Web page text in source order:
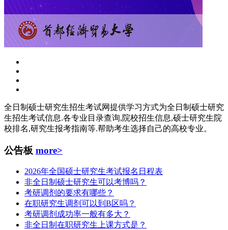
全日制硕士研究生招生考试网提供学习方式为全日制硕士研究
生招生考试信息.各专业目录查询,院校招生信息,硕士研究生院
校排名,研究生报考指南等.帮助考生选择自己的高校专业。
公告板 more>
2026年全国硕士研究生考试报名日程表
非全日制硕士研究生可以考博吗？
考研调剂的要求有哪些？
在职研究生调剂可以到B区吗？
考研调剂成功率一般有多大？
非全日制在职研究生上课方式是？